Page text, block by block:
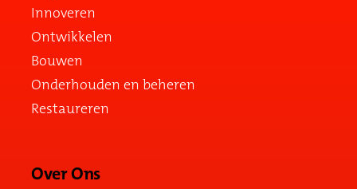
Innoveren
Ontwikkelen
Bouwen
Onderhouden en beheren
Restaureren
Over Ons